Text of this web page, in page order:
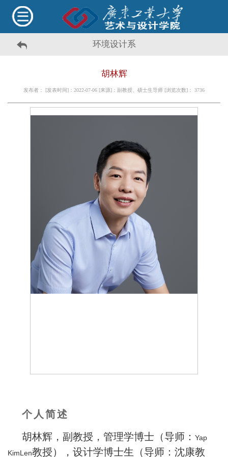
环境设计系
胡林辉
发布者： [发表时间]：2022-07-06 [来源]：副教授、硕士生导师 [浏览次数]： 3736
个人简述
胡林辉，副教授，管理学博士（导师： Yap
KimLen教授），设计学博士生（导师：沈康教